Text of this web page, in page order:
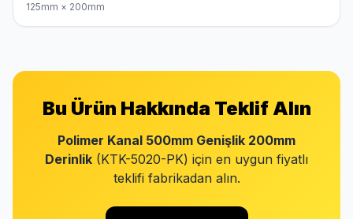
125mm × 200mm
Bu Ürün Hakkında Teklif Alın
Polimer Kanal 500mm Genişlik 200mm
Derinlik (KTK-5020-PK) için en uygun fiyatlı
teklifi fabrikadan alın.